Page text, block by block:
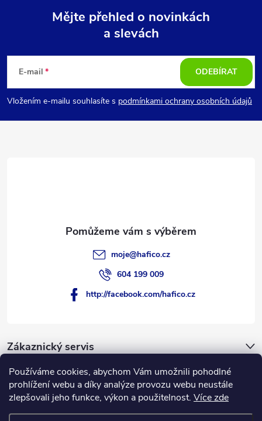
Používáme cookies, abychom Vám umožnili pohodlné
prohlížení webu a díky analýze provozu webu neustále
zlepšovali jeho funkce, výkon a použitelnost. Více zde
p
Mějte přehled o novinkách
a slevách
E-mail
Vložením e-mailu souhlasíte s podmínkami ochrany osobních údajů
ODEBÍRAT
Zákaznický servis
Novinky
Hafico.cz
moje@hafico.cz
604 199 009
http://facebook.com/hafico.cz